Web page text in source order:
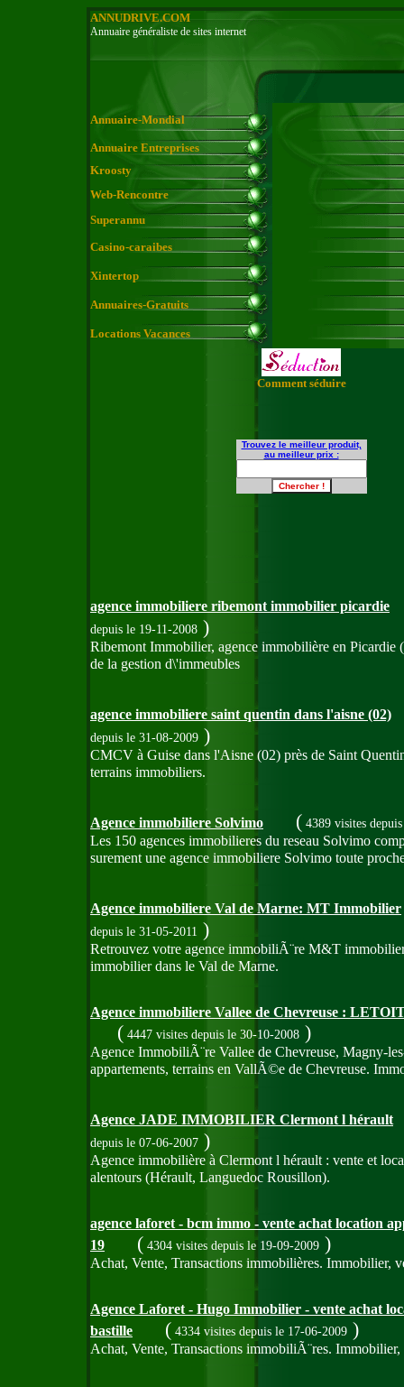
ANNUDRIVE.COM
Annuaire généraliste de sites internet
Annuaire-Mondial
Annuaire Entreprises
Kroosty
Web-Rencontre
Superannu
Casino-caraibes
Xintertop
Annuaires-Gratuits
Locations Vacances
Comment séduire
Trouvez le meilleur produit,
au meilleur prix :
agence immobiliere ribemont immobilier picardie
depuis le 19-11-2008 )
Ribemont Immobilier, agence immobilière en Picardie
de la gestion d\'immeubles
agence immobiliere saint quentin dans l'aisne (02)
depuis le 31-08-2009 )
CMCV à Guise dans l'Aisne (02) près de Saint
terrains immobiliers.
Agence immobiliere Solvimo ( 4389 visites
Les 150 agences immobilieres du reseau Solvimo
surement une agence immobiliere Solvimo toute
Agence immobiliere Val de Marne: MT Immobilier
depuis le 31-05-2011 )
Retrouvez votre agence immobiliÃ¨re M&T
immobilier dans le Val de Marne.
Agence immobiliere Vallee de Chevreuse :
( 4447 visites depuis le 30-10-2008 )
Agence ImmobiliÃ¨re Vallee de Chevreuse, Magny-
appartements, terrains en VallÃ©e de Chevreuse.
Agence JADE IMMOBILIER Clermont l hérault
depuis le 07-06-2007 )
Agence immobilière à Clermont l hérault : vente et
alentours (Hérault, Languedoc Rousillon).
agence laforet - bcm immo - vente achat location
19
( 4304 visites depuis le 19-09-2009 )
Achat, Vente, Transactions immobilières. Immobilier,
Agence Laforet - Hugo Immobilier - vente achat
bastille
( 4334 visites depuis le 17-06-2009 )
Achat, Vente, Transactions immobiliÃ¨res.